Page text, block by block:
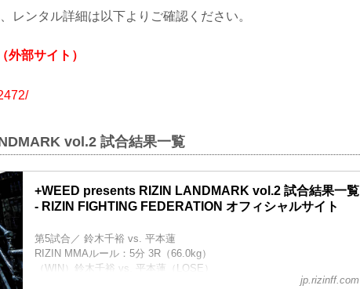
レンタル詳細は以下よりご確認ください。
部サイト）
vol.2 試合結果一覧
+WEED presents RIZIN LANDMARK vol.2 試合結果一覧
- RIZIN FIGHTING FEDERATION オフィシャルサイト
第5試合／ 鈴木千裕 vs. 平本蓮
RIZIN MMAルール：5分 3R（66.0kg）
（WIN）鈴木千裕 vs. 平本蓮（LOSE）
jp.rizinff.com